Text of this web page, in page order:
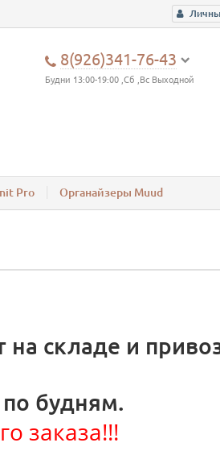
8(926)341-76-43
Будни 13:00-19:00 ,Сб ,Вс Выходной
Pro Органайзеры Muud
складе и
будням.
заказа!!!